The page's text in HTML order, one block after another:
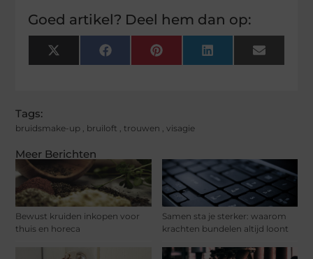
Meer Berichten
Bewust kruiden inkopen voor
thuis en horeca
Samen sta je sterker: waarom
krachten bundelen altijd loont
Goed artikel? Deel hem dan op:
X
(Twitter)
FacebookPinterest LinkedIn Email
Tags:
bruidsmake-up bruiloft trouwen ,visagie